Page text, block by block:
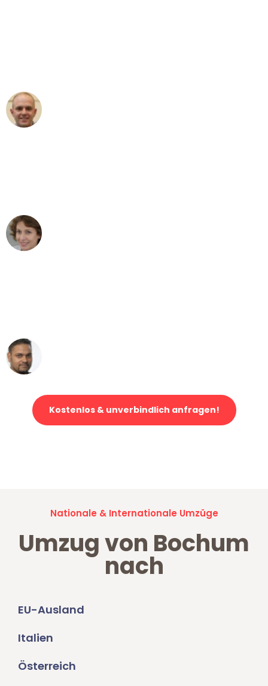
Kostenlos & unverbindlich anfragen!
Nationale & Internationale Umzüge
Umzug von Bochum
nach
EU-Ausland
Italien
Österreich